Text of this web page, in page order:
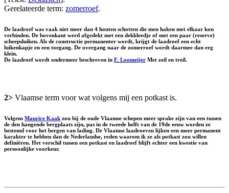
Gerelateerde term: zomerroef.
De laadroef was vaak niet meer dan 4 houten schotten die men haken met elkaar kon
verbinden. De bovenkant werd afgedekt met een dekkleedje of met een paar (reserve)
scheepsluiken. Als de constructie permanenter wordt, krijgt de laadroef een echt
luikenkapje en een toegang. De overgang naar de zomerroef wordt daarmee dan erg
klein.
De laadroef wordt ondermeer beschreven in F. Loomeijer Met zeil en treil.
2> Vlaamse term voor wat volgens mij een potkast is.
Volgens Maurice Kaak zou bij de oude Vlaamse schepen meer sprake zijn van een tussen
de den hangende bergplaats zijn, pas in de tweede helft van de 19de eeuw worden ze
bestemd voor het bergen van lading. De Vlaamse laadroeven lijken een meer permanent
karakter te hebben dan de Nederlandse, reden waarom ik ze als potkast zou willen
definiëren. Het verschil tussen een potkast en laadroef blijft echter een kwestie van
persoonlijke voorkeur.